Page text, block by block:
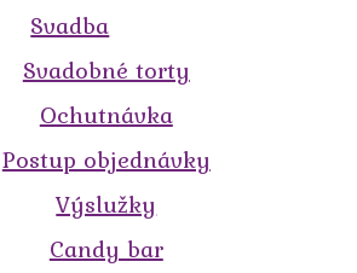
Svadba
Svadobné torty
Ochutnávka
Postup objednávky
Výslužky
Candy bar